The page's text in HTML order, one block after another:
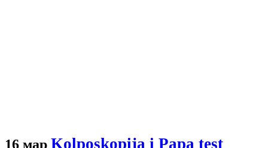
16 мар Kolposkopija i Papa test